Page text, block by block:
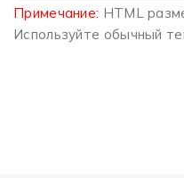
Примечание: HTML
Используйте обычный